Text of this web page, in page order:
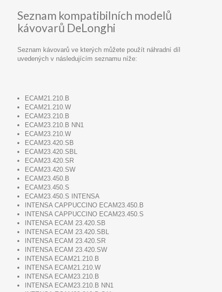
Seznam kompatibilních modelů
kávovarů DeLonghi
Seznam kávovarů ve kterých můžete použít náhradní díl
uvedených v následujícím seznamu níže:
ECAM21.210.B
ECAM21.210.W
ECAM23.210.B
ECAM23.210.B NN1
ECAM23.210.W
ECAM23.420.SB
ECAM23.420.SBL
ECAM23.420.SR
ECAM23.420.SW
ECAM23.450.B
ECAM23.450.S
ECAM23.450.S INTENSA
INTENSA CAPPUCCINO ECAM23.450.B
INTENSA CAPPUCCINO ECAM23.450.S
INTENSA ECAM 23.420.SB
INTENSA ECAM 23.420.SBL
INTENSA ECAM 23.420.SR
INTENSA ECAM 23.420.SW
INTENSA ECAM21.210.B
INTENSA ECAM21.210.W
INTENSA ECAM23.210.B
INTENSA ECAM23.210.B NN1